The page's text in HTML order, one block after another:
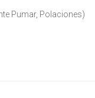
Pumar, Polaciones)